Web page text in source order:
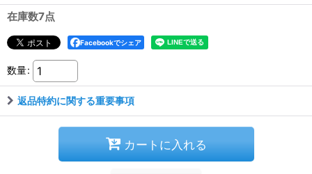
在庫数7点
Facebookでシェア
数量:
返品特約に関する重要事項
カートに入れる